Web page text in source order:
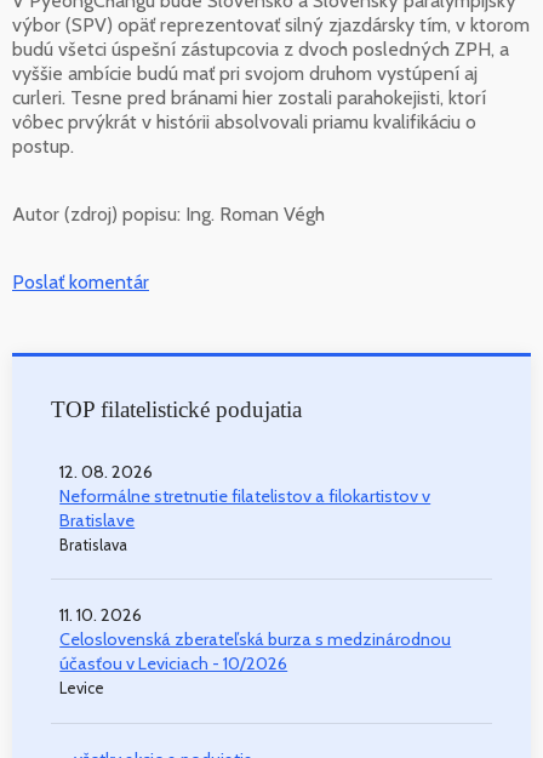
výbor (SPV) opäť reprezentovať silný zjazdársky tím, v ktorom
budú všetci úspešní zástupcovia z dvoch posledných ZPH, a
vyššie ambície budú mať pri svojom druhom vystúpení aj
curleri. Tesne pred bránami hier zostali parahokejisti, ktorí
vôbec prvýkrát v histórii absolvovali priamu kvalifikáciu o
postup.
Autor (zdroj) popisu: Ing. Roman Végh
Poslať komentár
TOP filatelistické podujatia
12. 08. 2026
Neformálne stretnutie filatelistov a filokartistov v
Bratislave
Bratislava
11. 10. 2026
Celoslovenská zberateľská burza s medzinárodnou
účasťou v Leviciach - 10/2026
Levice